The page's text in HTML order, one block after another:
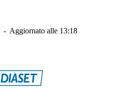
- Aggiornato alle 13:18